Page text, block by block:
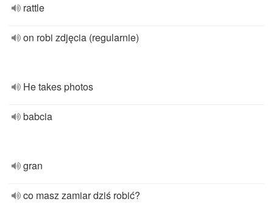
rattle
on robi zdjęcia (regularnie)
He takes photos
babcia
gran
co masz zamiar dziś robić?